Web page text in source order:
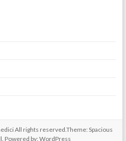
All rights reserved.Theme:Spacious
Powered by:WordPress